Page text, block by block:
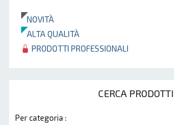
NOVITÀ
ALTA QUALITÀ
PRODOTTI PROFESSIONALI
CERCA PRODOTTI
Per categoria :